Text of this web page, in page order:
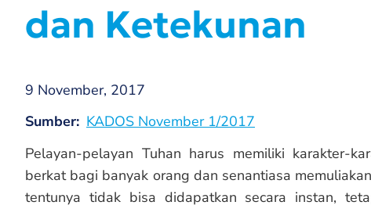
dan Ketekunan
9 November, 2017
Sumber KADOS November 1/2017
Pelayan-pelayan Tuhan harus memiliki karakter-
berkat bagi banyak orang dan senantiasa
tentunya tidak bisa didapatkan secara instan,